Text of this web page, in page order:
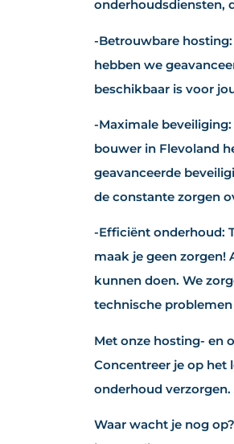
onderhoudsdiensten,
-Betrouwbare
hebben we
beschikbaar is voor
-Maximale
bouwer in Flevoland
geavanceerde
de constante zorgen
-Efficiënt onderhoud:
maak je geen zorgen!
kunnen doen. We
technische
Met onze hosting- en
Concentreer je op het
onderhoud
Waar wacht je nog